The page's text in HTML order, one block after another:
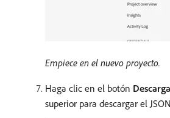
Empiece en el nuevo proyecto.
Haga clic en el botón
superior para descargar el